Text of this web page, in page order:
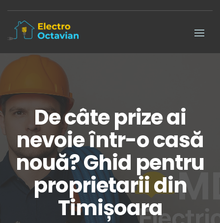
De câte prize ai
nevoie într-o casă
nouă? Ghid pentru
proprietarii din
Timișoara